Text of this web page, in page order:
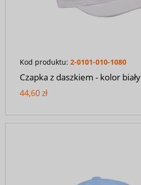
Kod produktu: 2-0101-010-1080
Czapka z daszkiem - kolor biały
44,60 zł